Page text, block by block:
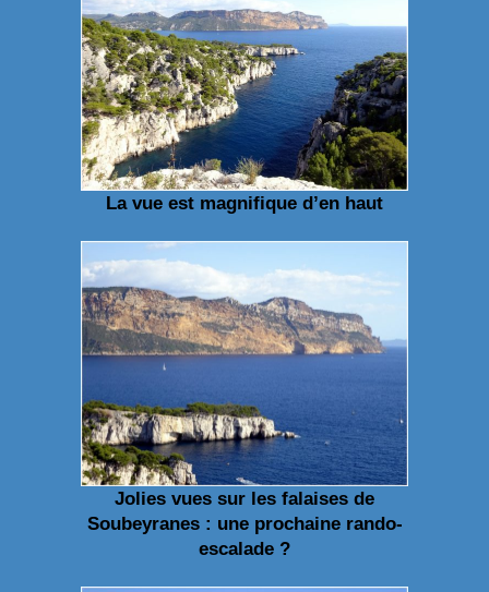
La vue est magnifique d’en haut
Jolies vues sur les falaises de
Soubeyranes : une prochaine rando-
escalade ?